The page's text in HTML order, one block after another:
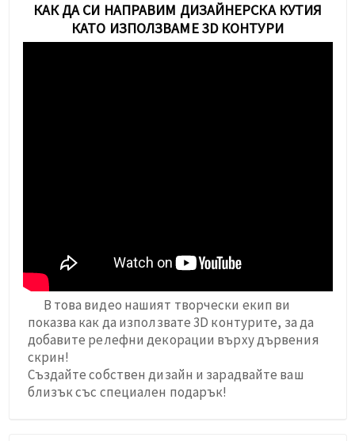
КАК ДА СИ НАПРАВИМ ДИЗАЙНЕРСКА КУТИЯ
КАТО ИЗПОЛЗВАМЕ 3D КОНТУРИ
В това видео нашият творчески екип ви
показва как да използвате 3D контурите, за да
добавите релефни декорации върху дървения
скрин!
Създайте собствен дизайн и зарадвайте ваш
близък със специален подарък!